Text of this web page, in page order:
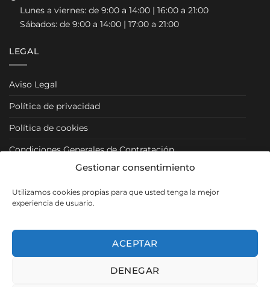
Gestionar consentimiento
Utilizamos cookies propias para que usted tenga la mejor
experiencia de usuario.
ACEPTAR
DENEGAR
Lunes a viernes: de 9:00 a 14:00 | 16:00 a 21:00
Sábados: de 9:00 a 14:00 | 17:00 a 21:00
LEGAL
Aviso Legal
Política de privacidad
Política de cookies
Condiciones Generales de Contratación
Condiciones Particulares
Política de Venta y Cancelación/Devolución